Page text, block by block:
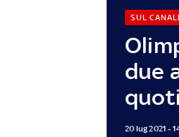
due
SUL
20 lug 2021 -